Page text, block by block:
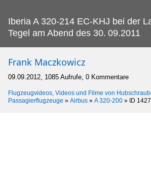
Iberia A 320-214 EC-KHJ bei der
Tegel am Abend des 30. 09.2011
Frank Maczkowicz
09.09.2012, 1085 Aufrufe, 0 Kommentare
Flugzeugvideos, Videos und Filme von
Passagierflugzeuge » Airbus » A 320-200 » ID 1427